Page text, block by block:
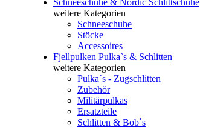
Schneeschuhe & Nordic Schlittschuhe
weitere Kategorien
Schneeschuhe
Stöcke
Accessoires
Fjellpulken Pulka`s & Schlitten
weitere Kategorien
Pulka`s - Zugschlitten
Zubehör
Militärpulkas
Ersatzteile
Schlitten & Bob`s